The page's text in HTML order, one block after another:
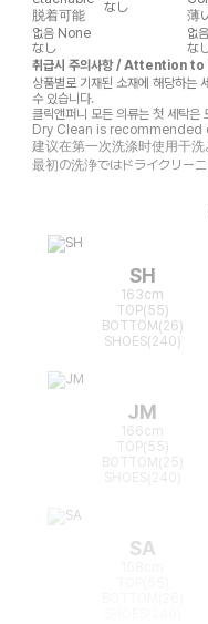
脱着可能
なし
薄
없음 None
なし
없음
な
취급시 주의사항 / Attention
상품별로 기재된 소재에 해당하는
수 있습니다.
클릭앤퍼니 모든 의류는 첫 세탁은
Dry Clean is recommended
建议在第一次洗涤时使用干洗
最初の洗浄ではドライクリーニ
SH
163cm
TOP(55)
BOTTOM(26)
SHOES(240)
JM
166cm
TOP(55)
BOTTOM(25)
SA